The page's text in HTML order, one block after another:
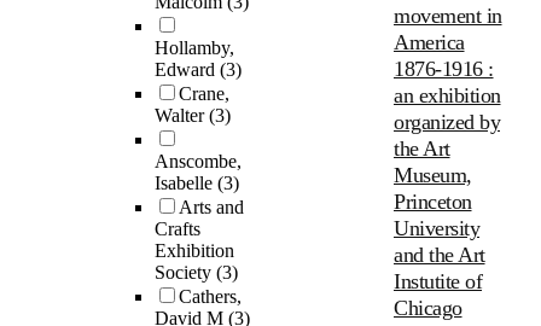
Hollamby,
Edward (3)
Crane,
Walter(3)
Anscombe,
Isabelle (3)
Arts and
Crafts
Exhibition
Society (3)
Cathers,
David M (3)
movement in
America
1876-1916 :
an exhibition
organized by
the Art
Museum,
Princeton
University
and the Art
Instutite of
Chicago